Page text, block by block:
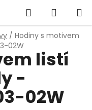
Hledat
KOŠÍK
/ Hodiny s motivem
02W
listí
-
02W